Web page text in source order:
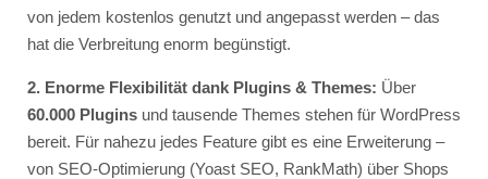
von jedem kostenlos genutzt und angepasst werden – das
hat die Verbreitung enorm begünstigt.
2. Enorme Flexibilität dank Plugins & Themes: Über
60.000 Pluginsund tausende Themes stehen für WordPress
bereit. Für nahezu jedes Feature gibt es eine Erweiterung –
von SEO-Optimierung (Yoast SEO, RankMath) über Shops